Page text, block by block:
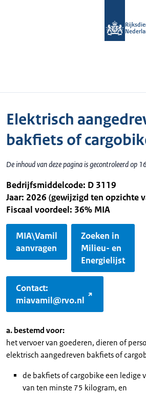
Elektrisch
bakfiets of
De inhoud van deze pagina is gecontroleerd op
Bedrijfsmiddelcode: D 3119
Jaar: 2026 (gewijzigd ten opzichte
Fiscaal voordeel: 36% MIA
MIA\Vamil
aanvragen
Zoeken in
Milieu- en
Energielijst
Contact:
miavamil@rvo.nl
a. bestemd voor:
het vervoer van goederen, dieren of
elektrisch aangedreven bakfiets of
de bakfiets of cargobike een ledige
van ten minste 75 kilogram, en